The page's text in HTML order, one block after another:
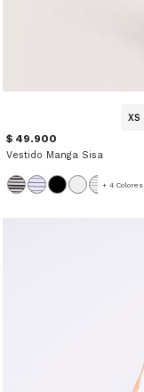
XS
$ 49.900
Vestido Manga Sisa
+ 4 Colores